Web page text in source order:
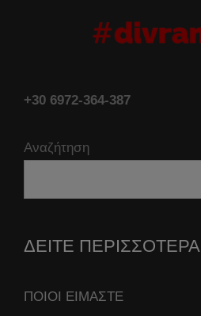
+30 6972-364-387
Αναζήτηση
ΔΕΙΤΕ ΠΕΡΙΣΣΟΤΕΡΑ
ΠΟΙΟΙ ΕΙΜΑΣΤΕ